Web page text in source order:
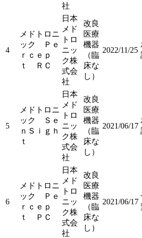
社
4
メドトロニ
ック Ｐｅ
ｒｃｅｐ
ｔ ＲＣ
日本
メド
トロ
ニッ
ク株
式会
社
改良
医療
機器
（臨
床な
し）
2022/11/25
5
メドトロニ
ック Ｓｅ
ｎＳｉｇｈ
ｔ
日本
メド
トロ
ニッ
ク株
式会
社
改良
医療
機器
（臨
床な
し）
2021/06/17
6
メドトロニ
ック Ｐｅ
ｒｃｅｐ
ｔ ＰＣ
日本
メド
トロ
ニッ
ク株
式会
社
改良
医療
機器
（臨
床な
し）
2021/06/17